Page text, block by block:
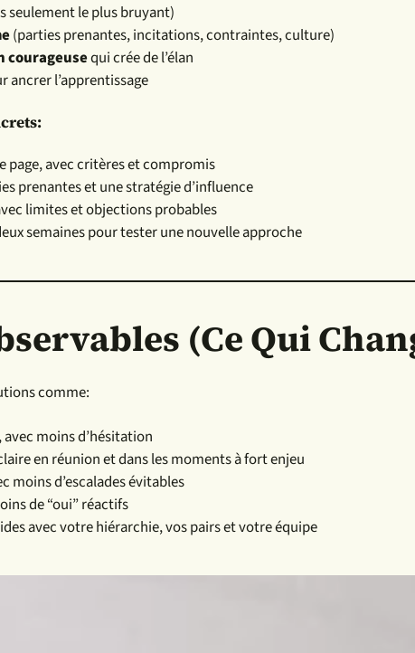
seulement le plus bruyant)
(parties prenantes, incitations, contraintes, culture)
courageusequi crée de l’élan
ancrer l’apprentissage
page, avec critères et compromis
prenantes et une stratégie d’influence
limites et objections probables
semaines pour tester une nouvelle approche
(ce Qui
comme:
moins d’hésitation
en réunion et dans les moments à fort enjeu
moins d’escalades évitables
de “oui” réactifs
avec votre hiérarchie, vos pairs et votre équipe